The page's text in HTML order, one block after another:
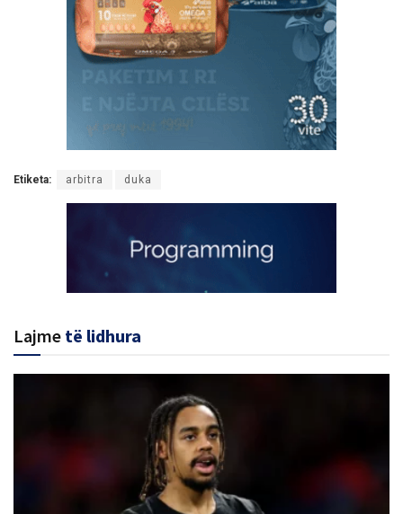
Etiketa: arbitra duka
Lajme të lidhura